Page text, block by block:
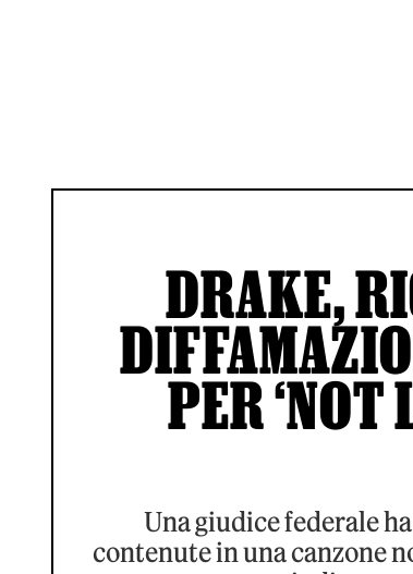
DRAKE,
PER ‘NOT
Una giudice federale
contenute in una canzone